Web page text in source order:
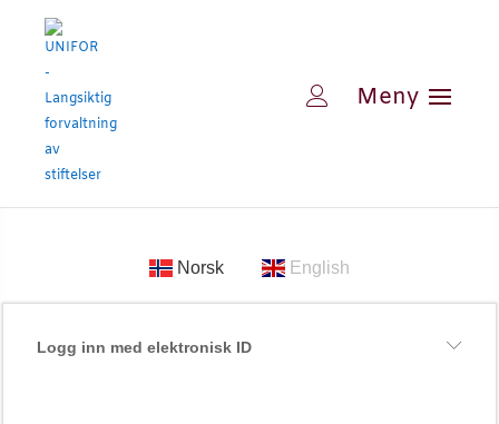
Norsk English
Logg inn med elektronisk ID